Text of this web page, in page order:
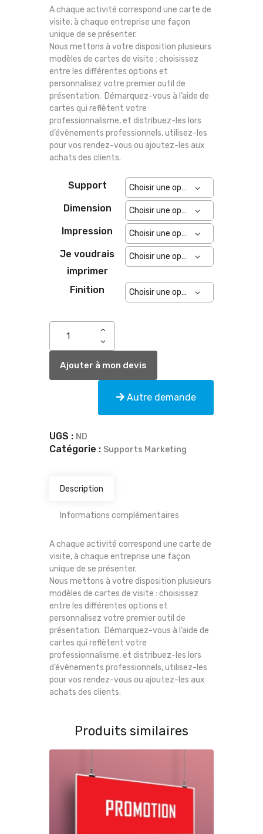
A chaque activité correspond une carte de
visite, à chaque entreprise une façon
unique de se présenter.
Nous mettons à votre disposition plusieurs
modèles de cartes de visite : choisissez
entre les différentes options et
personnalisez votre premier outil de
présentation. Démarquez-vous à l’aide de
cartes qui reflètent votre
professionnalisme, et distribuez-les lors
d’évènements professionnels, utilisez-les
pour vos rendez-vous ou ajoutez-les aux
achats des clients.
Support
Dimension
Impression
Je voudrais
imprimer
Finition
Ajouter à mon devis
Autre demande
UGS : ND
Catégorie : Supports Marketing
Description
Informations complémentaires
A chaque activité correspond une carte de
visite, à chaque entreprise une façon
unique de se présenter.
Nous mettons à votre disposition plusieurs
modèles de cartes de visite : choisissez
entre les différentes options et
personnalisez votre premier outil de
présentation. Démarquez-vous à l’aide de
cartes qui reflètent votre
professionnalisme, et distribuez-les lors
d’évènements professionnels, utilisez-les
pour vos rendez-vous ou ajoutez-les aux
achats des clients.
Produits similaires